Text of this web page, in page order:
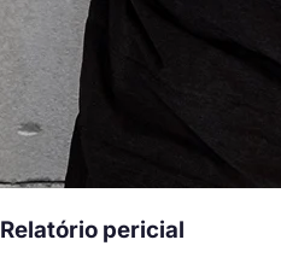
Relatório pericial